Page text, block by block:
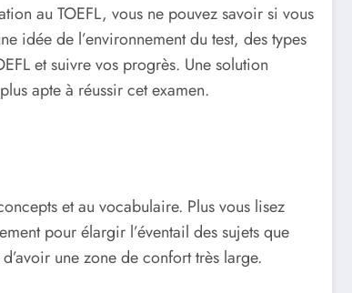
au TOEFL, vous ne pouvez savoir si vous
idée de l’environnement du test, des types
et suivre vos progrès. Une solution
apte à réussir cet examen.
et au vocabulaire. Plus vous lisez
pour élargir l’éventail des sujets que
une zone de confort très large.